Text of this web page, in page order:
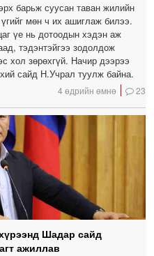
барьж суусан таван жилийн
үгийг мөн ч их ашиглаж билээ.
үе нь дотоодын хэдэн аж
тэдэнтэйгээ зодолдож
хол зөрөхгүй. Начир дээрээ
сайд Н.Учрал туулж байна.
4 өдрийн өмнө 23
Шадар сайд
ажиллав